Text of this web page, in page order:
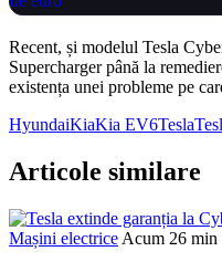
Recent, și modelul Tesla
Supercharger până la
existența unei probleme pe
HyundaiKiaKia EV6Tesla
Articole similare
Mașini electrice Acum 26 min